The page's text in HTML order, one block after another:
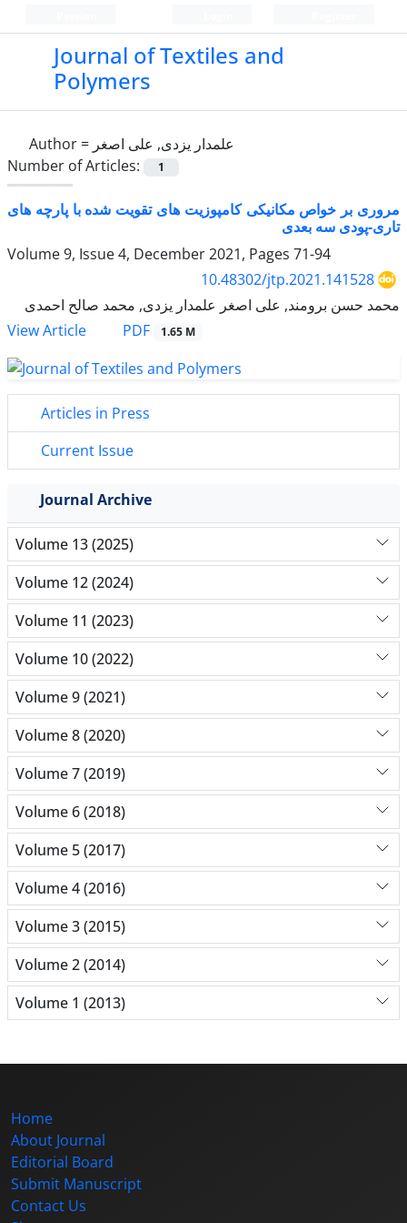
Journal of Textiles and
Polymers
Author = علمدار یزدی, علی اصغر
Number of Articles:
1
مروری بر خواص مکانیکی کامپوزیت های تقویت شده با پارچه های
تاری-پودی سه بعدی
Volume 9, Issue 4, December 2021, Pages 71-94
10.48302/jtp.2021.141528
محمد حسن برومند, علی اصغر علمدار یزدی, محمد صالح احمدی
View Article
PDF 1.65 M
Articles in Press
Current Issue
Journal Archive
Volume 13 (2025)
Volume 12 (2024)
Volume 11 (2023)
Volume 10 (2022)
Volume 9 (2021)
Volume 8 (2020)
Volume 7 (2019)
Volume 6 (2018)
Volume 5 (2017)
Volume 4 (2016)
Volume 3 (2015)
Volume 2 (2014)
Volume 1 (2013)
Home
About Journal
Editorial Board
Submit Manuscript
Contact Us